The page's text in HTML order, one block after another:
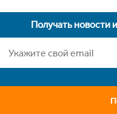
Получать новости